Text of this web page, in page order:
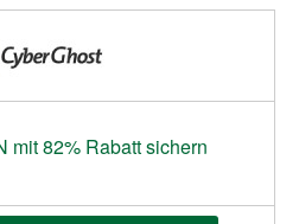
mit 82% Rabatt sichern